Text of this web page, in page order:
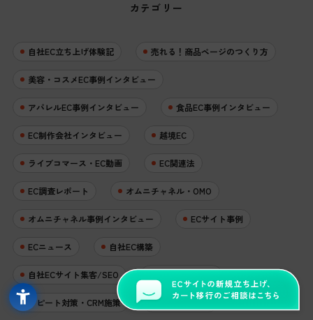
カテゴリー
自社EC立ち上げ体験記 売れる！商品ページのつくり方
美容・コスメEC事例インタビュー
アパレルEC事例インタビュー 食品EC事例インタビュー
EC制作会社インタビュー 越境EC
ライブコマース・EC動画 EC関連法
EC調査レポート オムニチャネル・OMO
オムニチャネル事例インタビュー ECサイト事例
ECニュース 自社EC構築
自社ECサイト集客/SEO マーケティング
リピート対策・CRM施策 EC売上アップ